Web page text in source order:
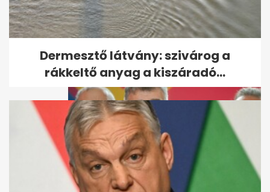
Érvénytelenítették a román
elnökválasztás első fordulóját
Dermesztő látvány: szivárog a
rákkeltő anyag a kiszáradó...